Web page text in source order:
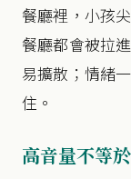
餐廳裡，小孩
餐廳都會被拉
易擴散；情緒
住。
高音量不等